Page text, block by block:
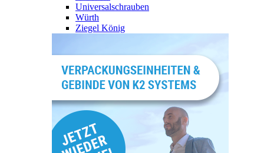
Universalschrauben
Würth
Ziegel König